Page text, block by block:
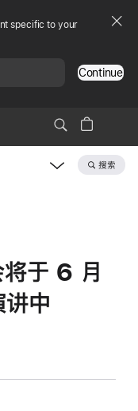
specific to your
Continue
搜索
于 6 月
中